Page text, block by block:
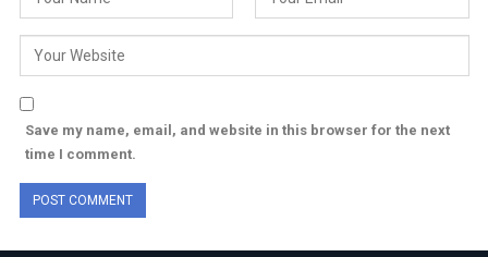
Save my name, email, and website in this browser for the next
time I comment.